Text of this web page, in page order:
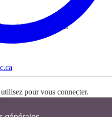
saisir le captcha ici
pour vous connecter.